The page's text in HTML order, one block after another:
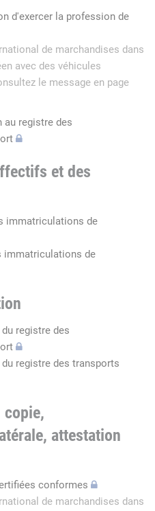
d'exercer la profession de
de marchandises dans
avec des véhicules
le message en page
au registre des
et des
immatriculations de
immatriculations de
registre des
registre des transports
copie,
attestation
conformes
de marchandises dans